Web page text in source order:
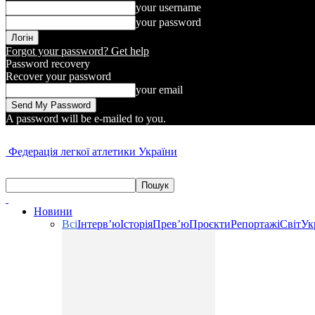
your username
your password
Forgot your password? Get help
Password recovery
Recover your password
your email
A password will be e-mailed to you.
Федерація легкої атлетики України
Новини
ВсіІнтерв’юІсторіяПрев’юПроєктиРепортажіСвіт